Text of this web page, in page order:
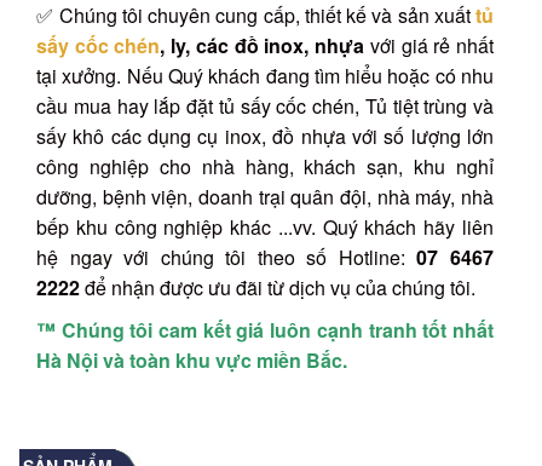
✅ Chúng tôi chuyên cung cấp, thiết kế và sản xuấttủ
sấy cốc chén, ly, các đồ inox, nhựa với giá rẻ nhất
tại xưởng. Nếu Quý khách đang tìm hiểu hoặc có nhu
cầu mua hay lắp đặt tủ sấy cốc chén, Tủ tiệt trùng và
sấy khô các dụng cụ inox, đồ nhựa với số lượng lớn
công nghiệp cho nhà hàng, khách sạn, khu nghỉ
dưỡng, bệnh viện, doanh trại quân đội, nhà máy, nhà
bếp khu công nghiệp khác ...vv. Quý khách hãy liên
hệ ngay với chúng tôi theo số Hotline:07 6467
2222để nhận được ưu đãi từ dịch vụ của chúng tôi.
™ Chúng tôi cam kết giá luôn cạnh tranh tốt nhất
Hà Nội và toàn khu vực miền Bắc.